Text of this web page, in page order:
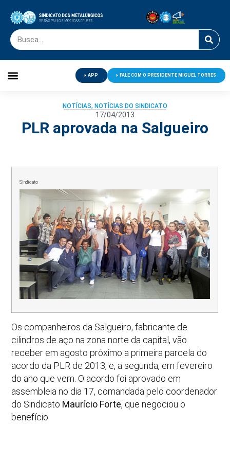
APP FALE COM O PRESIDENTE MIGUEL TORRES
NOTÍCIAS, NOTÍCIAS DO SINDICATO
17/04/2013
PLR aprovada na Salgueiro
Sindicato
Os companheiros da Salgueiro, fabricante de
cilindros de aço na zona norte da capital, vão
receber em agosto próximo a primeira parcela do
acordo da PLR de 2013, e, a segunda, em fevereiro
do ano que vem. O acordo foi aprovado em
assembleia no dia 17, comandada pelo coordenador
do Sindicato Maurício Forte, que negociou o
benefício.